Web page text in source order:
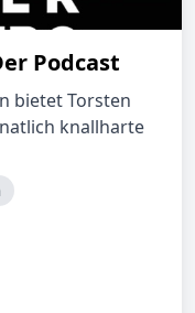
Podcast
bietet Torsten
knallharte